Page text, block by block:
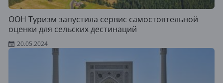
ООН Туризм запустила сервис самостоятельной
оценки для сельских дестинаций
20.05.2024